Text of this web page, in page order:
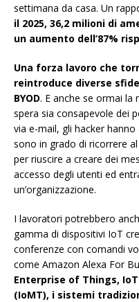
settimana da casa. Un
il 2025, 36,2 milioni di
un aumento dell’87%
Una forza lavoro che
reintroduce diverse
BYOD. E anche se ormai la
spera sia consapevole dei
via e-mail, gli hacker
sono in grado di ricorrere
per riuscire a creare dei
accesso degli utenti ed
un’organizzazione.
I lavoratori potrebbero
gamma di dispositivi IoT
conferenze con comandi
come Amazon Alexa For
Enterprise of Things,
(IoMT), i sistemi